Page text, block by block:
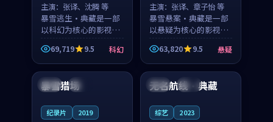
主演： 张译、沈腾 等
暴雪逃生·典藏是一部
以科幻为核心的影视作
品，围绕危机、反转与
人物成长展开，整体节
奏紧凑，值得推荐观
看。
69,719 9.5 科幻
主演： 张译、章子怡 等
暴雪悬案·典藏是一部
以悬疑为核心的影视作
品，围绕危机、反转与
人物成长展开，整体节
奏紧凑，值得推荐观
63,820 9.5 悬疑
美国 杜比
暴雪猎场
纪录片 2019
泰国 院线
无名航线·典藏
综艺 2023